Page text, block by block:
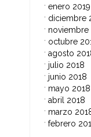
enero 2019
diciembre
noviembre
octubre
agosto
julio 2018
junio 2018
mayo 2018
abril 2018
marzo
febrero